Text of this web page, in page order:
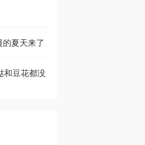
夏天来了
和豆花都没